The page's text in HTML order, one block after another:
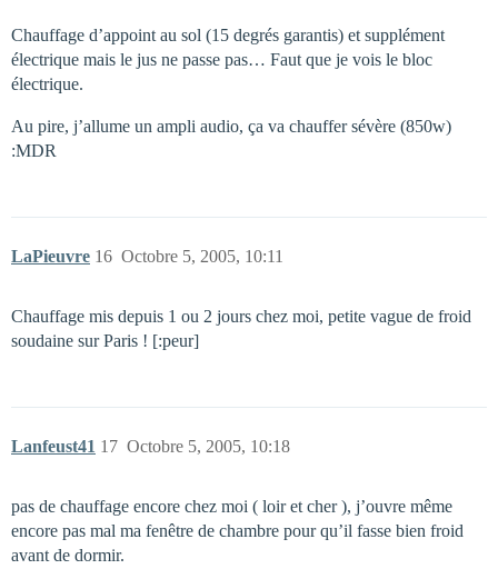
Chauffage d’appoint au sol (15 degrés garantis) et supplément
électrique mais le jus ne passe pas… Faut que je vois le bloc
électrique.
Au pire, j’allume un ampli audio, ça va chauffer sévère (850w)
:MDR
LaPieuvre Octobre 5, 2005, 10:11
16
Chauffage mis depuis 1 ou 2 jours chez moi, petite vague de froid
soudaine sur Paris ! [:peur]
Lanfeust41 Octobre 5, 2005, 10:18
17
pas de chauffage encore chez moi ( loir et cher ), j’ouvre même
encore pas mal ma fenêtre de chambre pour qu’il fasse bien froid
avant de dormir.